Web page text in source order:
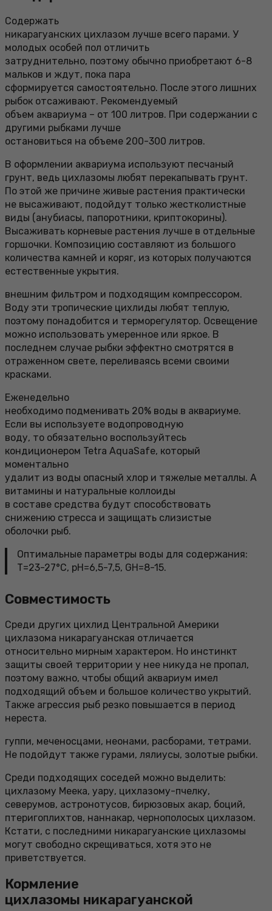
Содержать
никарагуанских цихлазом лучше всего парами. У
молодых особей пол отличить
затруднительно, поэтому обычно приобретают 6-8
мальков и ждут, пока пара
сформируется самостоятельно. После этого лишних
рыбок отсаживают. Рекомендуемый
объем аквариума – от 100 литров. При содержании с
другими рыбками лучше
остановиться на объеме 200-300 литров.
В оформлении аквариума используют песчаный
грунт, ведь цихлазомы любят перекапывать грунт.
По этой же причине живые растения практически
не высаживают, подойдут только жестколистные
виды (анубиасы, папоротники, криптокорины).
Высаживать корневые растения лучше в отдельные
горшочки. Композицию составляют из большого
количества камней и коряг, из которых получаются
естественные укрытия.
внешним фильтром и подходящим компрессором.
Воду эти тропические цихлиды любят теплую,
поэтому понадобится и терморегулятор. Освещение
можно использовать умеренное или яркое. В
последнем случае рыбки эффектно смотрятся в
отраженном свете, переливаясь всеми своими
красками.
Еженедельно
необходимо подменивать 20% воды в аквариуме.
Если вы используете водопроводную
воду, то обязательно воспользуйтесь
кондиционером Tetra AquaSafe, который
моментально
удалит из воды опасный хлор и тяжелые металлы. А
витамины и натуральные коллоиды
в составе средства будут способствовать
снижению стресса и защищать слизистые
оболочки рыб.
Оптимальные параметры воды для содержания:
Т=23-27°С, pH=6,5-7,5, GH=8-15.
Совместимость
Среди других цихлид Центральной Америки
цихлазома никарагуанская отличается
относительно мирным характером. Но инстинкт
защиты своей территории у нее никуда не пропал,
поэтому важно, чтобы общий аквариум имел
подходящий объем и большое количество укрытий.
Также агрессия рыб резко повышается в период
нереста.
гуппи, меченосцами, неонами, расборами, тетрами.
Не подойдут также гурами, лялиусы, золотые рыбки.
Среди подходящих соседей можно выделить:
цихлазому Меека, уару, цихлазому-пчелку,
северумов, астронотусов, бирюзовых акар, боций,
птеригоплихтов, наннакар, чернополосых цихлазом.
Кстати, с последними никарагуанские цихлазомы
могут свободно скрещиваться, хотя это не
приветствуется.
Кормление
цихлазомы никарагуанской